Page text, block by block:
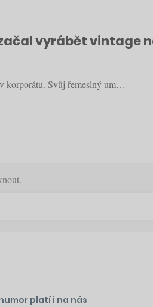
vyrábět vintage
korporátu. Svůj řemeslný um…
platí i na nás